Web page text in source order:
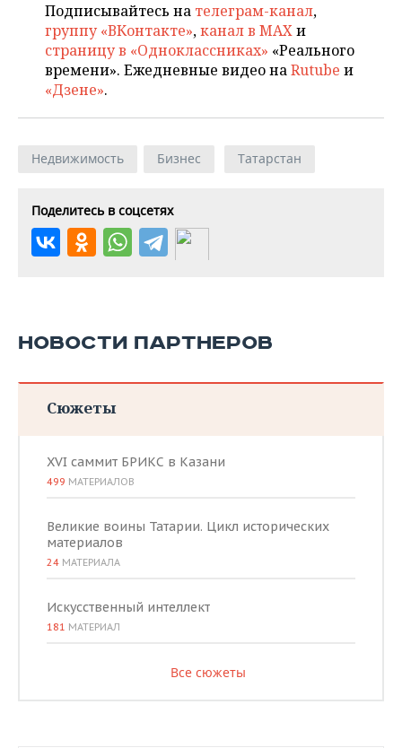
Подписывайтесь на телеграм-канал,
группу «ВКонтакте»,канал в MAXи
страницу в «Одноклассниках» «Реального
времени». Ежедневные видео наRutube и
«Дзене».
Недвижимость Бизнес Татарстан
Поделитесь в соцсетях
НОВОСТИ ПАРТНЕРОВ
Сюжеты
XVI саммит БРИКС в Казани
499 МАТЕРИАЛОВ
Великие воины Татарии. Цикл исторических
материалов
24 МАТЕРИАЛА
Искусственный интеллект
181 МАТЕРИАЛ
Все сюжеты